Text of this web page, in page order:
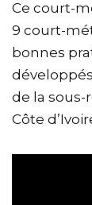
Ce court-
9 court-
bonnes
de la sous-
Côte